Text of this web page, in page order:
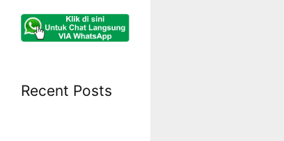
Recent Posts